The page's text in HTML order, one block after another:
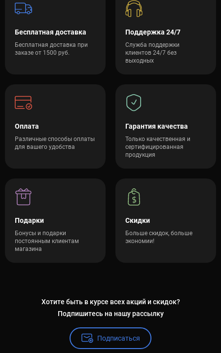
Бесплатная доставка
Бесплатная доставка при
заказе от 1500 руб.
Поддержка 24/7
Служба поддержки
клиентов 24/7 без
выходных
Оплата
Различные способы оплаты
для вашего удобства
Гарантия качества
Только качественная и
сертифицированная
продукция
Подарки
Бонусы и подарки
постоянным клиентам
магазина
Скидки
Больше скидок, больше
экономии!
Хотите быть в курсе всех акций и скидок?
Подпишитесь на нашу рассылку
Подписаться